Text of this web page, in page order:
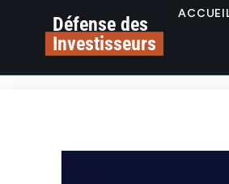
Défense des
Investisseurs